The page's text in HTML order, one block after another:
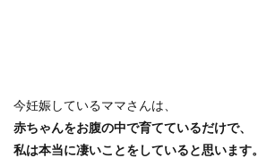
今妊娠しているママさんは、
赤ちゃんをお腹の中で育てているだけで、
私は本当に凄いことをしていると思います。